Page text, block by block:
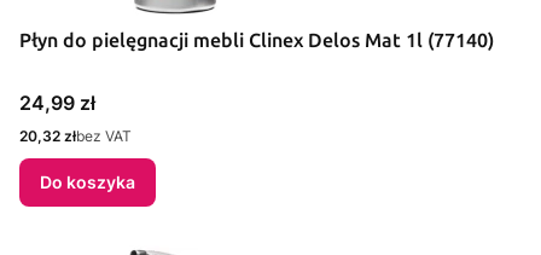
Płyn do pielęgnacji mebli Clinex Delos Mat 1l (77140)
Cena
24,99 zł
Cena
20,32 złbez VAT
Do koszyka